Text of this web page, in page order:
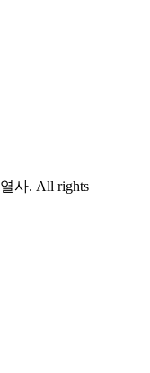
사. All rights